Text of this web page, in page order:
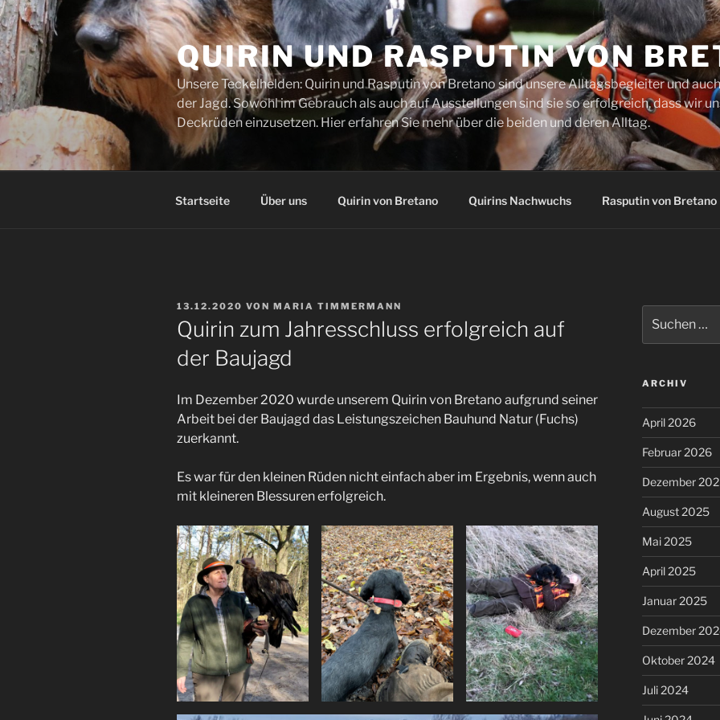
Zum
Inhalt
springen
QUIRIN UND RASPUTIN VON
Unsere Teckelhelden: Quirin und Rasputin von Bretano sind unsere Alltagsbegleiter und
der Jagd. Sowohl im Gebrauch als auch auf Ausstellungen sind sie so erfolgreich, dass wir
Deckrüden einzusetzen. Hier erfahren Sie mehr über die beiden und deren Alltag.
Startseite Über uns Quirin von Bretano Quirins Nachwuchs Rasputin von Bretano
VERÖFFENTLICHT
AM
13.12.2020 VON MARIA TIMMERMANN
Quirin zum Jahresschluss erfolgreich auf
der Baujagd
Im Dezember 2020 wurde unserem Quirin von Bretano aufgrund seiner
Arbeit bei der Baujagd das Leistungszeichen Bauhund Natur (Fuchs)
zuerkannt.
Es war für den kleinen Rüden nicht einfach aber im Ergebnis, wenn auch
mit kleineren Blessuren erfolgreich.
nach:
ARCHIV
April 2026
Februar 2026
Dezember
August 2025
Mai 2025
April 2025
Januar 2025
Dezember
Oktober 2024
Juli 2024